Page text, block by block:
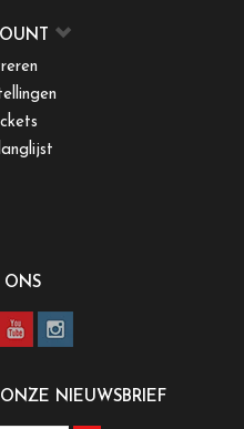
ONS
NIEUWSBRIEF